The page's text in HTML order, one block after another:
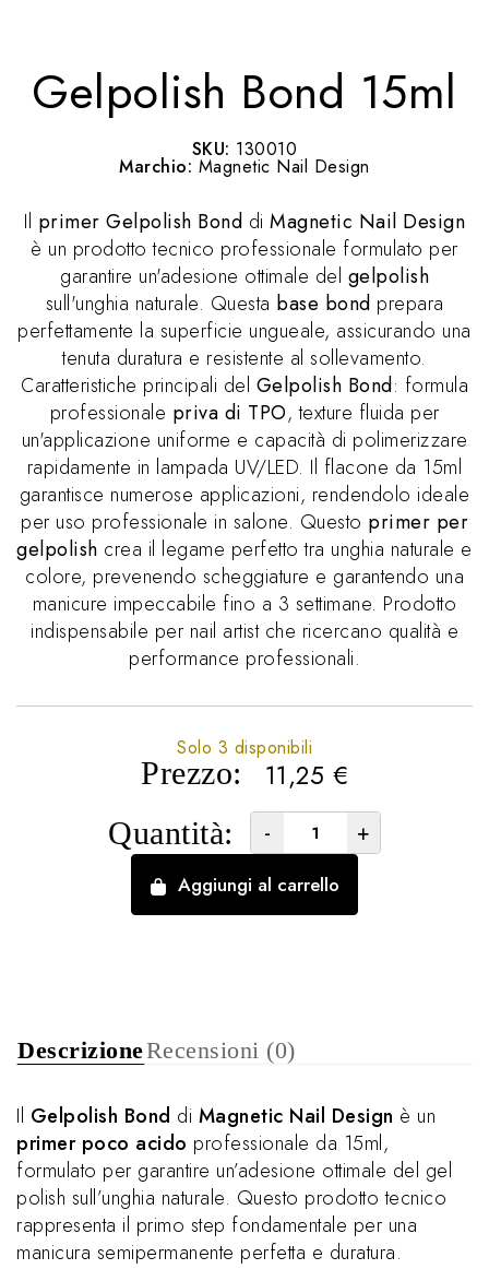
Gelpolish Bond 15ml
SKU: 130010
Marchio: Magnetic Nail Design
Il primer Gelpolish Bond di Magnetic Nail Design
è un prodotto tecnico professionale formulato per
garantire un'adesione ottimale del gelpolish
sull'unghia naturale. Questa base bond prepara
perfettamente la superficie ungueale, assicurando una
tenuta duratura e resistente al sollevamento.
Caratteristiche principali del Gelpolish Bond: formula
professionale priva di TPO, texture fluida per
un'applicazione uniforme e capacità di polimerizzare
rapidamente in lampada UV/LED. Il flacone da 15ml
garantisce numerose applicazioni, rendendolo ideale
per uso professionale in salone. Questo primer per
gelpolish crea il legame perfetto tra unghia naturale e
colore, prevenendo scheggiature e garantendo una
manicure impeccabile fino a 3 settimane. Prodotto
indispensabile per nail artist che ricercano qualità e
performance professionali.
Prezzo: 11,25 €
Solo 3 disponibili
Quantità: - +
Aggiungi al carrello
DescrizioneRecensioni (0)
Il Gelpolish Bond di Magnetic Nail Design è un
primer poco acido professionale da 15ml,
formulato per garantire un’adesione ottimale del gel
polish sull’unghia naturale. Questo prodotto tecnico
rappresenta il primo step fondamentale per una
manicura semipermanente perfetta e duratura.